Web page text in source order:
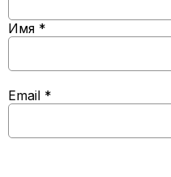
Имя *
Email *